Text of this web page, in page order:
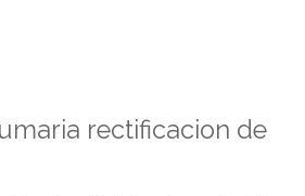
rectificacion de